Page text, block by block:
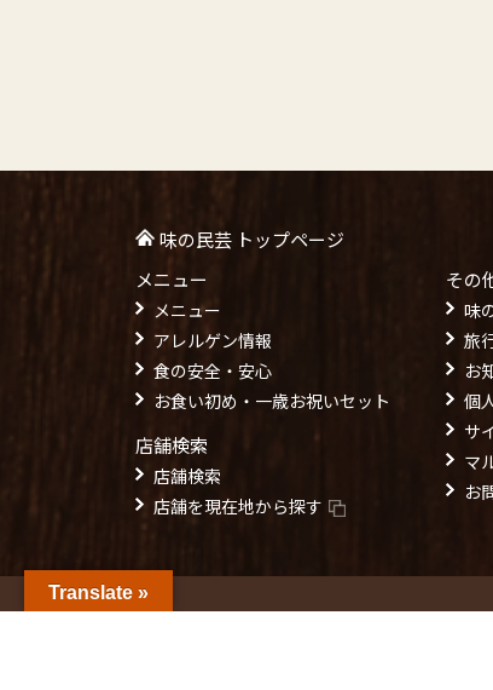
味の民芸 トップページ
メニュー
メニュー
アレルゲン情報
食の安全・安心
お食い初め・一歳お祝いセット
店舗検索
店舗検索
店舗を現在地から探す
その
味
旅
お
個
サ
マ
お
Translate »